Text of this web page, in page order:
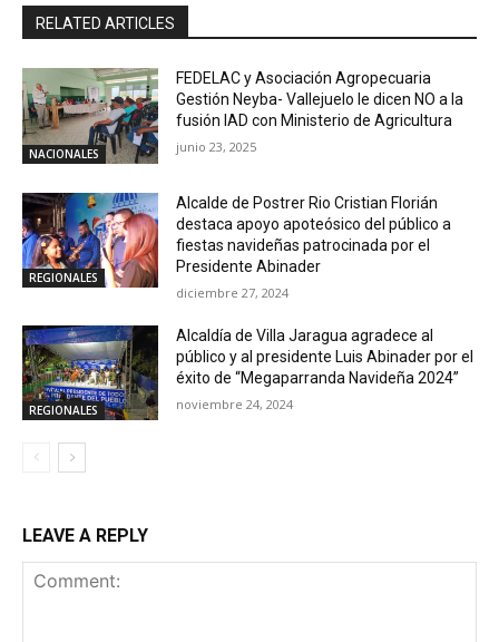
RELATED ARTICLES
NACIONALES
FEDELAC y Asociación Agropecuaria
Gestión Neyba- Vallejuelo le dicen NO a la
fusión IAD con Ministerio de Agricultura
junio 23, 2025
REGIONALES
Alcalde de Postrer Rio Cristian Florián
destaca apoyo apoteósico del público a
fiestas navideñas patrocinada por el
Presidente Abinader
diciembre 27, 2024
REGIONALES
Alcaldía de Villa Jaragua agradece al
público y al presidente Luis Abinader por el
éxito de “Megaparranda Navideña 2024”
noviembre 24, 2024
LEAVE A REPLY